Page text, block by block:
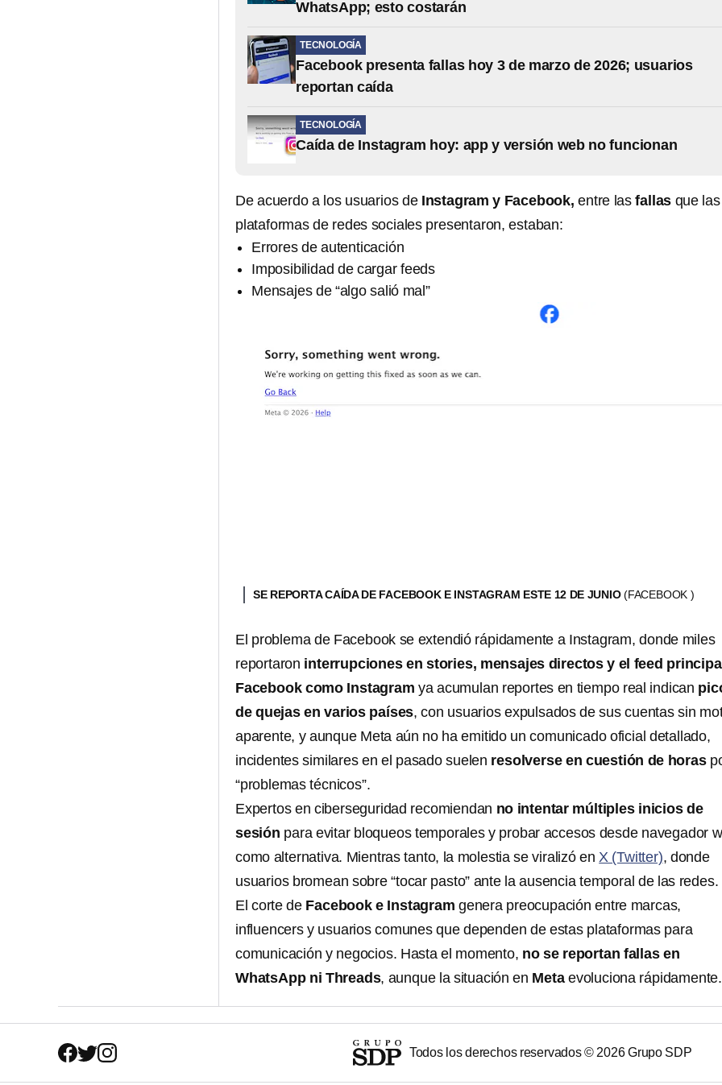
WhatsApp; esto costarán
TECNOLOGÍA
Facebook presenta fallas hoy 3 de marzo de 2026; usuarios
reportan caída
TECNOLOGÍA
Caída de Instagram hoy: app y versión web no funcionan
De acuerdo a los usuarios deInstagram y Facebook,entre lasfallas que las
plataformas de redes sociales presentaron, estaban:
Errores de autenticación
Imposibilidad de cargar feeds
Mensajes de “algo salió mal”
SE REPORTA CAÍDA DE FACEBOOK E INSTAGRAM ESTE 12 DE JUNIO(FACEBOOK )
El problema de Facebook se extendió rápidamente a Instagram, donde miles
reportaron interrupciones en stories, mensajes directos y el feed
Facebook como Instagram ya acumulan reportes en tiempo real indican
de quejas en varios países, con usuarios expulsados de sus cuentas sin
aparente, y aunque Meta aún no ha emitido un comunicado oficial detallado,
incidentes similares en el pasado suelen resolverse en cuestión de horas
“problemas técnicos”.
Expertos en ciberseguridad recomiendan no intentar múltiples inicios de
sesión para evitar bloqueos temporales y probar accesos desde navegador
como alternativa. Mientras tanto, la molestia se viralizó en X (Twitter), donde
usuarios bromean sobre “tocar pasto” ante la ausencia temporal de las redes.
El corte de Facebook e Instagram genera preocupación entre marcas,
influencers y usuarios comunes que dependen de estas plataformas para
comunicación y negocios. Hasta el momento, no se reportan fallas en
WhatsApp ni Threads, aunque la situación en Metaevoluciona rápidamente.
Todos los derechos reservados © 2026Grupo SDP